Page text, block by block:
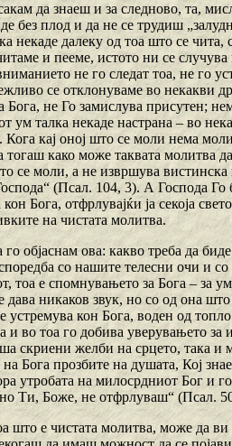
да знаеш и за следново, та,
без плод и да не се трудиш
некаде далеку од тоа што се
и пееме, истото ни се
не го следат тоа, не го
се отклонуваме во некакви
Бога, не Го замислува присутен;
ум талка некаде настрана – во
Кога кај оној што се моли нема
како може таквата молитва
се моли, а не извршува
(Псал. 104, 3). А Господа Го
Бога, отфрлувајќи ја секоја
на чистата молитва.
го објаснам ова: какво треба да
со нашите телесни очи и
тоа е спомнувањето за Бога – за
дава никаков звук, но со од она
устремува кон Бога, воден од
и во тоа го добива уверувањето за
скриени желби на срцето, така и
Бога прозбите на душата, Кој
утробата на милосрдниот Бог и
Ти, Боже, не отфрлуваш“ (Псал.
што е чистата молитва, може да